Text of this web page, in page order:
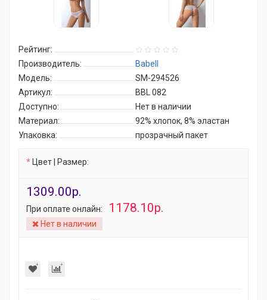
Рейтинг:
Производитель:
Babell
Модель:
SM-294526
Артикул:
BBL 082
Доступно:
Нет в наличии
Материал:
92% хлопок, 8% эластан
Упаковка:
прозрачный пакет
Цвет | Размер:
1309.00р.
При оплате онлайн: 1178.10р.
Нет в наличии